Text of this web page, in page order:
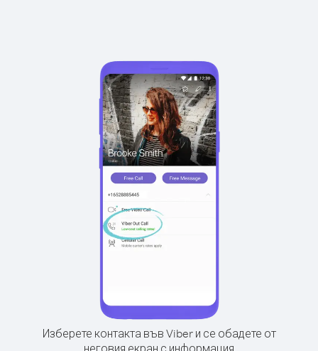
Изберете контакта във Viber и се обадете от
неговия екран с информация